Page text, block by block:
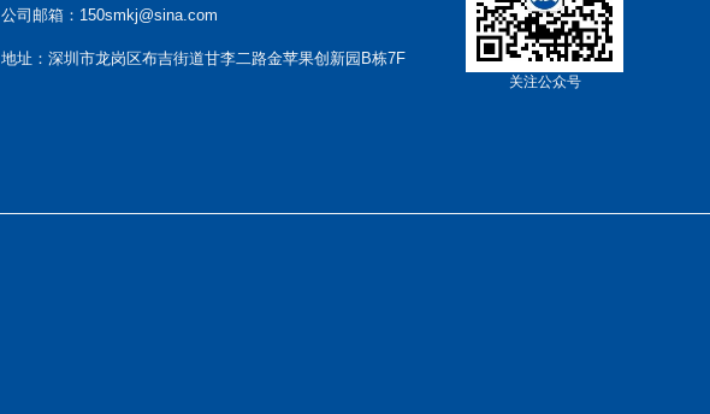
公司邮箱：150smkj@sina.com
地址：深圳市龙岗区布吉街道甘李二路金苹果创新园B栋7F
关注公众号